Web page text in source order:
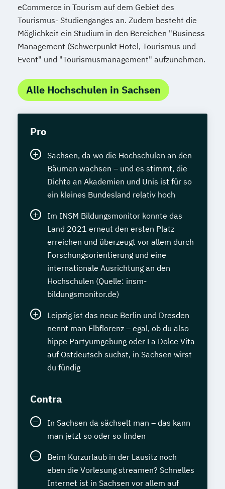
eCommerce in Tourism auf dem Gebiet des
Tourismus- Studienganges an. Zudem besteht die
Möglichkeit ein Studium in den Bereichen "Business
Management (Schwerpunkt Hotel, Tourismus und
Event" und "Tourismusmanagement" aufzunehmen.
Alle Hochschulen in Sachsen
Pro
Sachsen, da wo die Hochschulen an den
Bäumen wachsen – und es stimmt, die
Dichte an Akademien und Unis ist für so
ein kleines Bundesland relativ hoch
Im INSM Bildungsmonitor konnte das
Land 2021 erneut den ersten Platz
erreichen und überzeugt vor allem durch
Forschungsorientierung und eine
internationale Ausrichtung an den
Hochschulen (Quelle: insm-
bildungsmonitor.de)
Leipzig ist das neue Berlin und Dresden
nennt man Elbflorenz – egal, ob du also
hippe Partyumgebung oder La Dolce Vita
auf Ostdeutsch suchst, in Sachsen wirst
du fündig
Contra
In Sachsen da sächselt man – das kann
man jetzt so oder so finden
Beim Kurzurlaub in der Lausitz noch
eben die Vorlesung streamen? Schnelles
Internet ist in Sachsen vor allem auf